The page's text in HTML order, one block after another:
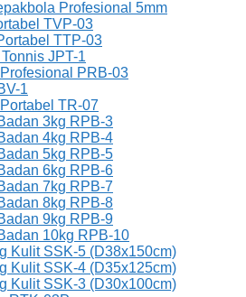
Profesional 5mm
TVP-03
TTP-03
JPT-1
PRB-03
1
TR-07
3kg RPB-3
4kg RPB-4
5kg RPB-5
6kg RPB-6
7kg RPB-7
8kg RPB-8
9kg RPB-9
10kg RPB-10
Kulit SSK-5 (D38x150cm)
Kulit SSK-4 (D35x125cm)
Kulit SSK-3 (D30x100cm)